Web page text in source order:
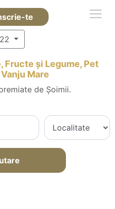
te
Fructe și Legume, Pet
Mare
de Șoimii.